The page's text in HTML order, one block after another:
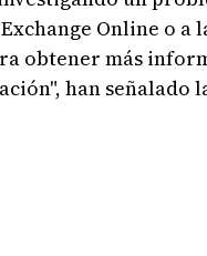
Online o
obtener más
han señalado